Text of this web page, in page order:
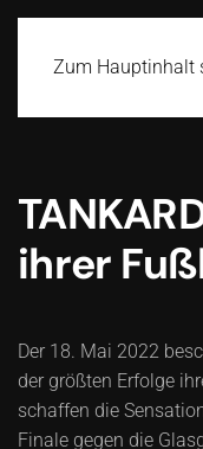
Zum Hauptinhalt
ihrer
Der 18. Mai 2022
der größten Erfolge
schaffen die
Finale gegen die